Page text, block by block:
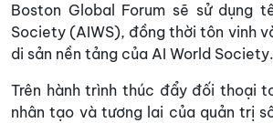
Boston Global Forum sẽ sử dụng
Society (AIWS), đồng thời tôn vinh
di sản nền tảng của AI World Society.
Trên hành trình thúc đẩy đối thoại
nhân tạo và tương lai của quản trị